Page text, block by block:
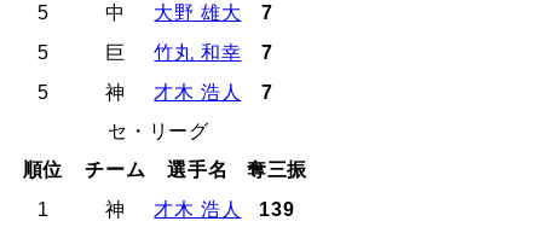
5
中 大野 雄大
7
5
巨 竹丸 和幸
7
5
神 才木 浩人
7
セ・リーグ
順位
チーム 選手名
奪三振
1
神 才木 浩人
139